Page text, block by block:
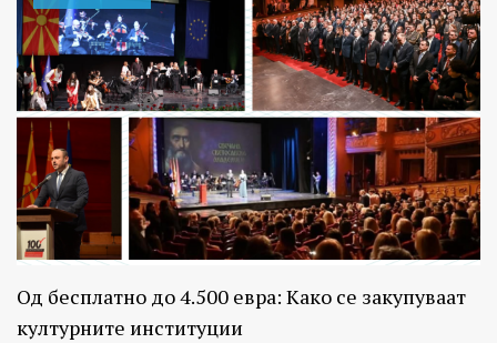
Од бесплатно до 4.500 евра: Како се закупуваат
културните институции